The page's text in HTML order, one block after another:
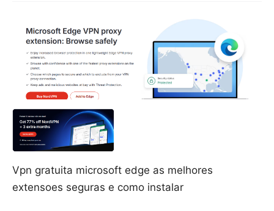
Vpn gratuita microsoft edge as melhores
extensoes seguras e como instalar